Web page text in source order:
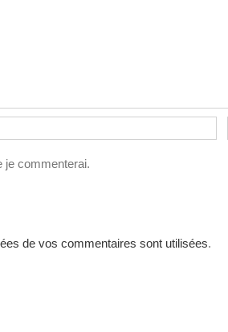
je commenterai.
de vos commentaires sont utilisées.